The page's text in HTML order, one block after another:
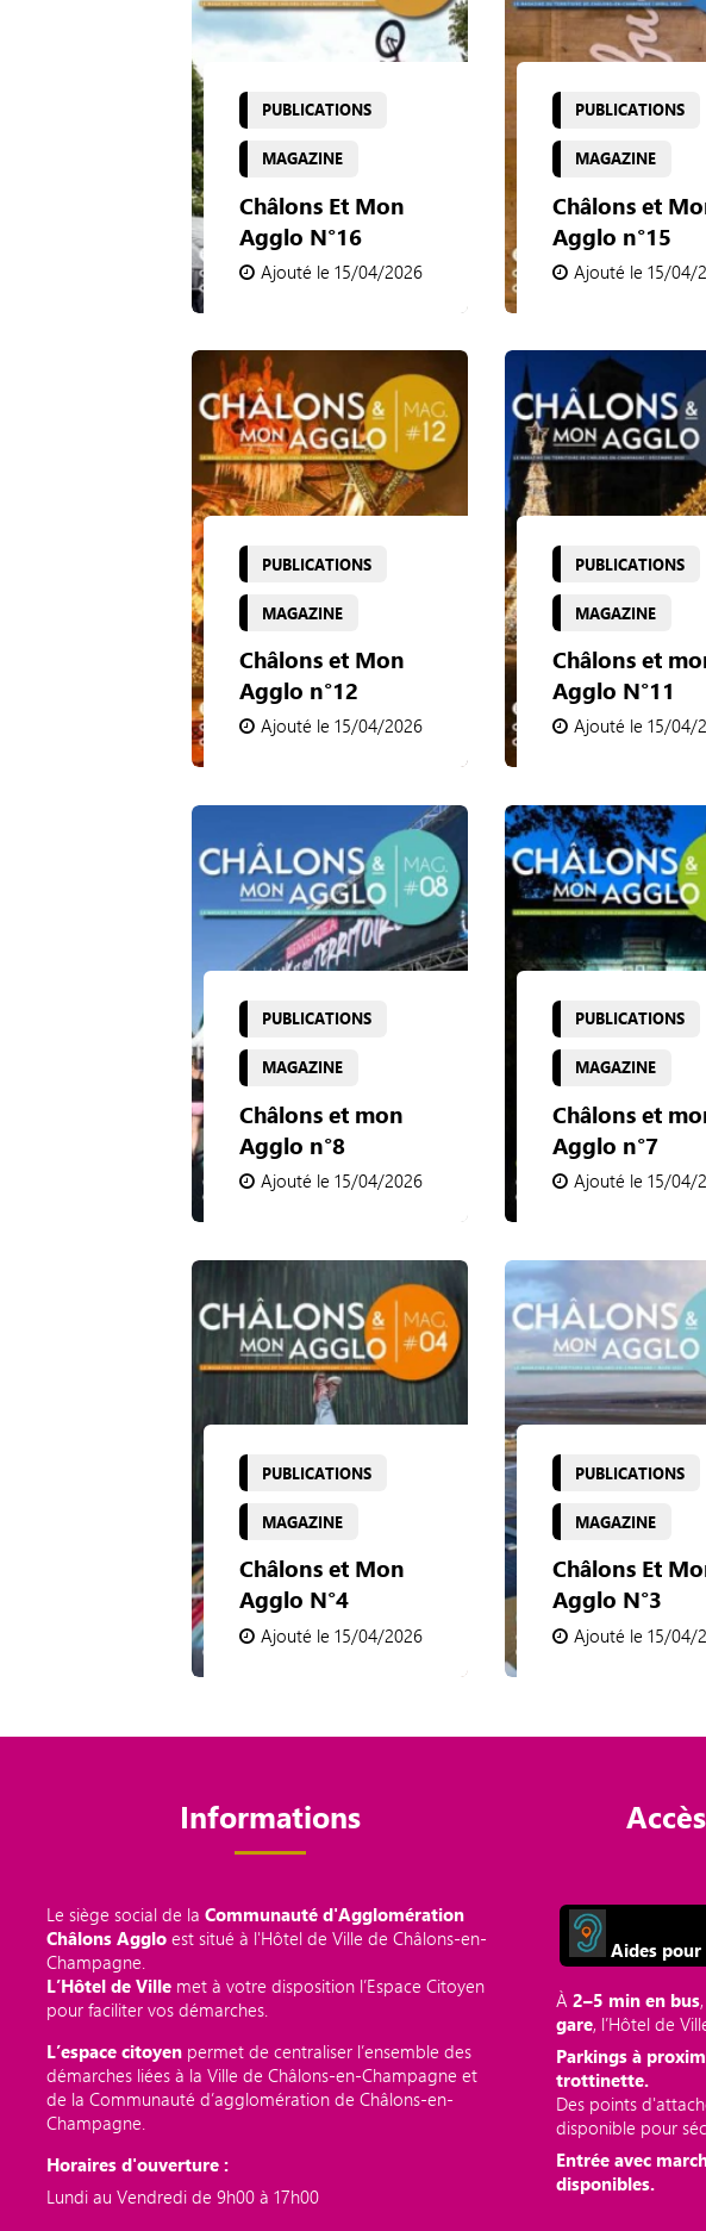
PUBLICATIONS
MAGAZINE
Châlons Et Mon
Agglo N°16
Ajouté le 15/04/2026
PUBLICATIONS
MAGAZINE
Châlons et
Agglo n°15
Ajouté le 15/04/
PUBLICATIONS
MAGAZINE
Châlons et Mon
Agglo n°12
Ajouté le 15/04/2026
PUBLICATIONS
MAGAZINE
Châlons et
Agglo N°11
Ajouté le 15/04/
PUBLICATIONS
MAGAZINE
Châlons et mon
Agglo n°8
Ajouté le 15/04/2026
PUBLICATIONS
MAGAZINE
Châlons et
Agglo n°7
Ajouté le 15/04/
PUBLICATIONS
MAGAZINE
Châlons et Mon
Agglo N°4
Ajouté le 15/04/2026
PUBLICATIONS
MAGAZINE
Châlons Et
Agglo N°3
Ajouté le 15/04/
Informations
Le siège social de laCommunauté d'Agglomération
Châlons Aggloest situé à l'Hôtel de Ville de Châlons-en-
Champagne.
L’Hôtel de Ville met à votre disposition l’Espace Citoyen
pour faciliter vos démarches.
L’espace citoyen permet de centraliser l’ensemble des
démarches liées à la Ville de Châlons-en-Champagne et
de la Communauté d’agglomération de Châlons-en-
Champagne.
Horaires d'ouverture :
Lundi au Vendredi de 9h00 à 17h00
Aides pour
À2–5 min en bus
gare, l’Hôtel de
Parkings à
trottinette.
Des points
disponible pour
Entrée avec
disponibles.